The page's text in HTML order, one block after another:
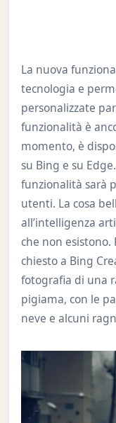
La nuova
tecnologia e
personalizzate
funzionalità è
momento, è
su Bing e su
funzionalità sarà
utenti. La cosa
all’intelligenza
che non
chiesto a Bing
fotografia di una
pigiama, con le
neve e alcuni